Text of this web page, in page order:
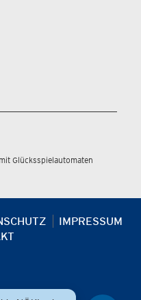
Glücksspielautomaten
IMPRESSUM